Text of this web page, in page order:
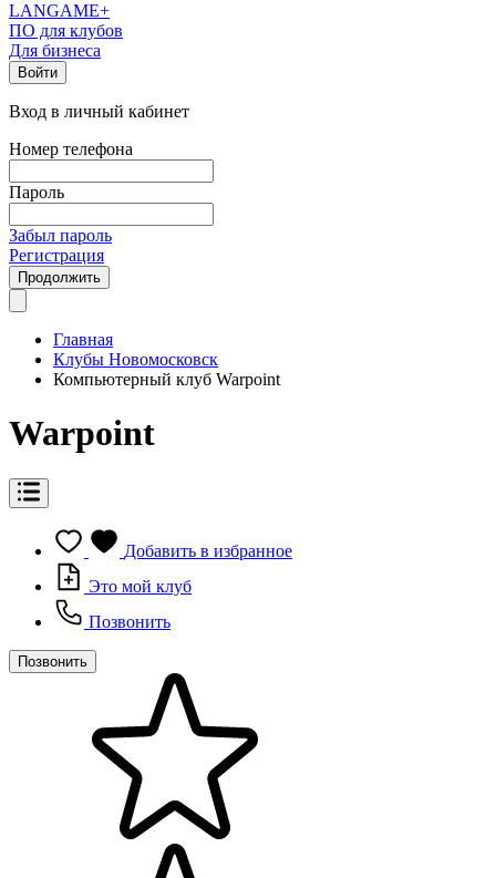
LANGAME+
ПО для клубов
Для бизнеса
Войти
Вход в личный кабинет
Номер телефона
Пароль
Забыл пароль
Регистрация
Продолжить
Главная
Клубы Новомосковск
Компьютерный клуб Warpoint
Warpoint
Добавить в избранное
Это мой клуб
Позвонить
Позвонить